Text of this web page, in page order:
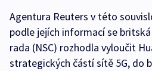
Agentura Reuters v této
podle jejích informací se
rada (NSC) rozhodla vyloučit
strategických částí sítě 5G, do